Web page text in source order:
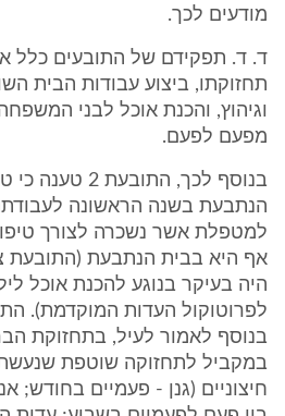
מודעים לכך.
ד. ד. תפקידם של התובעים כלל
תחזוקתו, ביצוע עבודות הבית
וגיהוץ, והכנת אוכל לבני
מפעם לפעם.
בנוסף לכך,
הנתבעת בשנה הראשונה
למטפלת אשר נשכרה לצורך
אף היא בבית הנתבעת (התובעת
בנוסף לאמור לעיל, בתחזוקת
במקביל לתחזוקה שוטפת
חיצוניים (גנן - פעמיים בחודש;